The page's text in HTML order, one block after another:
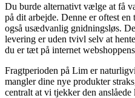
Du burde alternativt vælge at få
på dit arbejde. Denne er oftest
også usædvanlig gnidningsløs.
levering er uden tvivl selv at
du er tæt på internet
Fragtperioden på Lim er
mangler dine nye produkter
centralt at vi tjekker den